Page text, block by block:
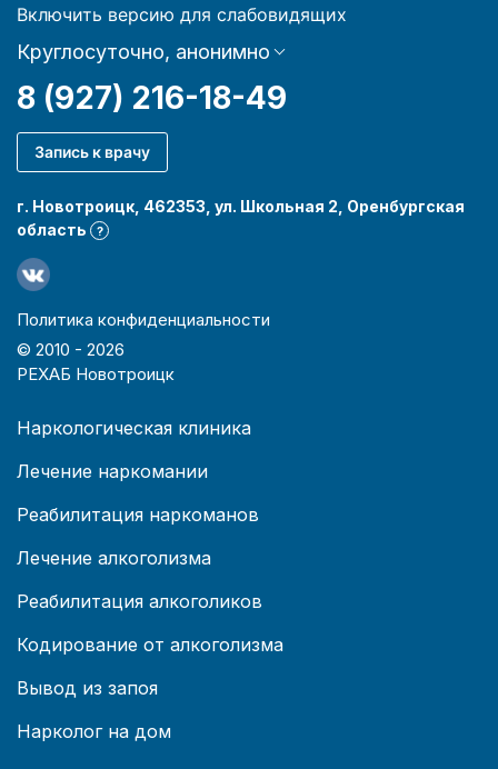
Включить версию для слабовидящих
Круглосуточно, анонимно
8 (927) 216-18-49
Запись к врачу
г. Новотроицк, 462353, ул. Школьная 2, Оренбургская
область
?
Политика конфиденциальности
© 2010 - 2026
РЕХАБ Новотроицк
Наркологическая клиника
Лечение наркомании
Реабилитация наркоманов
Лечение алкоголизма
Реабилитация алкоголиков
Кодирование от алкоголизма
Вывод из запоя
Нарколог на дом